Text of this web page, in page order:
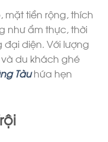
mặt tiền rộng, thích
như ẩm thực, thời
diện. Với lượng
du khách ghé
Tàu hứa hẹn